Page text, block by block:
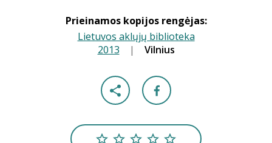
Prieinamos kopijos rengėjas:
Lietuvos aklųjų biblioteka
2013 | Vilnius